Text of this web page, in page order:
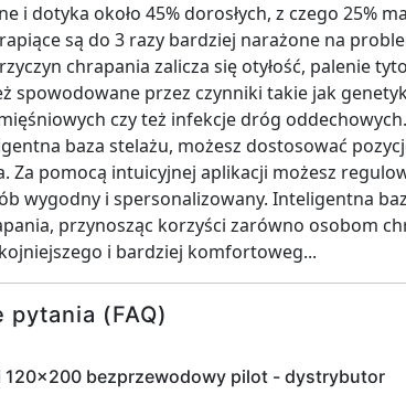
i dotyka około 45% dorosłych, z czego 25%
są do 3 razy bardziej narażone na
chrapania zalicza się otyłość, palenie
spowodowane przez czynniki takie jak
czy też infekcje dróg
baza stelażu, możesz dostosować
pomocą intuicyjnej aplikacji możesz
wygodny i spersonalizowany. Inteligentna
przynosząc korzyści zarówno osobom
i bardziej komfortoweg...
(FAQ)
120x200 bezprzewodowy pilot - dystrybutor